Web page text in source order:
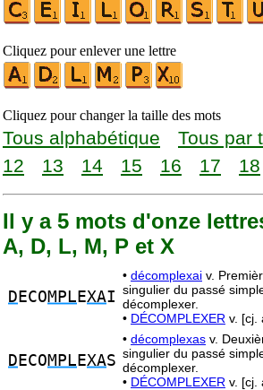
Cliquez pour enlever une lettre
Cliquez pour changer la taille des mots
Tous alphabétique Tous par
12
13 14 15 16 17 18
Il y a 5 mots d'onze
A, D, L, M, P et X
D ECOMPL EXAI
• décomplexai v.
singulier du passé
décomplexer.
• DÉCOMPLEXER v. [cj.
D ECOMPL EXAS
• décomplexas v.
singulier du passé
décomplexer.
• DÉCOMPLEXER v. [cj.